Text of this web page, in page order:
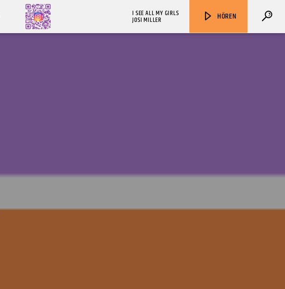
HÖREN
I SEE ALL MY GIRLS
JOSI MILLER